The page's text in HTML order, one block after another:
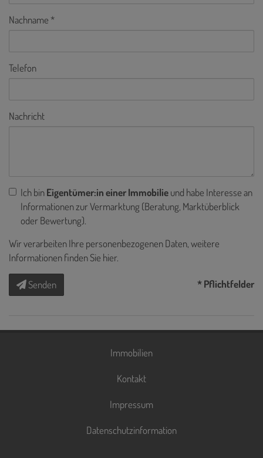
Nachname
Telefon
Nachricht
Ich binEigentümer:in einer Immobilieund habe Interesse an
Informationen zur Vermarktung (Beratung, Marktüberblick
oder Bewertung).
Wir verarbeiten Ihre personenbezogenen Daten, weitere
Informationen finden Sie hier.
Senden * Pflichtfelder
Immobilien
Kontakt
Impressum
Datenschutzinformation